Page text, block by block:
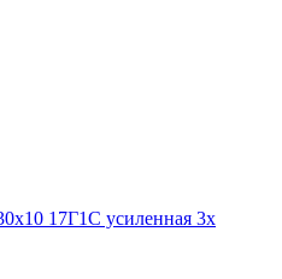
17Г1С усиленная 3х